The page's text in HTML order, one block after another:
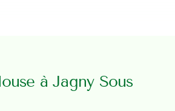
à Jagny Sous